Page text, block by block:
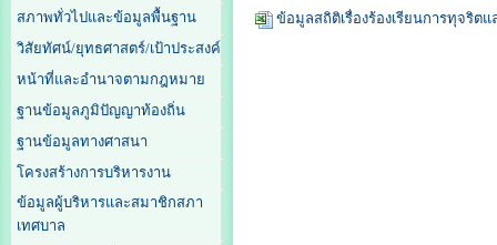
สภาพทั่วไปและข้อมูลพื้นฐาน
วิสัยทัศน์/ยุทธศาสตร์/เป้าประสงค์
หน้าที่และอำนาจตามกฎหมาย
ฐานข้อมูลภูมิปัญญาท้องถิ่น
ฐานข้อมูลทางศาสนา
โครงสร้างการบริหารงาน
ข้อมูลผู้บริหารและสมาชิกสภา
เทศบาล
ข้อมูลสถิติเรื่องร้องเรียนการทุจริต